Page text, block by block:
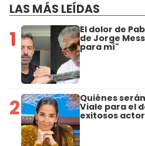
LAS MÁS LEÍDAS
1 El dolor de
de Jorge
para mí"
2 Quiénes
Viale para el
exitosos